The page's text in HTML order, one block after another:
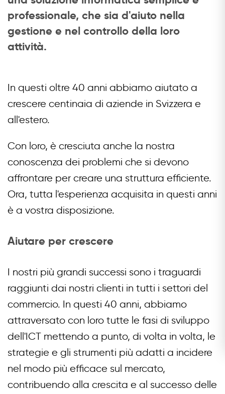
professionale, che sia d'aiuto nella
gestione e nel controllo della loro
attività.
In questi oltre 40 anni abbiamo aiutato a
crescere centinaia di aziende in Svizzera e
all'estero.
Con loro, è cresciuta anche la nostra
conoscenza dei problemi che si devono
affrontare per creare una struttura efficiente.
Ora, tutta l'esperienza acquisita in questi anni
è a vostra disposizione.
Aiutare per crescere
I nostri più grandi successi sono i traguardi
raggiunti dai nostri clienti in tutti i settori del
commercio. In questi 40 anni, abbiamo
attraversato con loro tutte le fasi di sviluppo
dell'ICT mettendo a punto, di volta in volta, le
strategie e gli strumenti più adatti a incidere
nel modo più efficace sul mercato,
contribuendo alla crescita e al successo delle